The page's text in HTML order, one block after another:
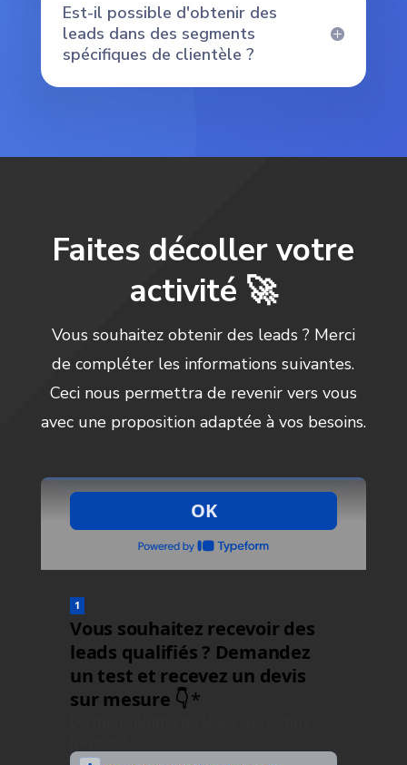
Est-il possible d'obtenir des
leads dans des segments
spécifiques de clientèle ?
Faites décoller votre
activité 🚀
Vous souhaitez obtenir des leads ? Merci
de compléter les informations suivantes.
Ceci nous permettra de revenir vers vous
avec une proposition adaptée à vos besoins.